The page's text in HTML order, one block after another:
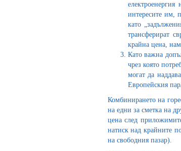
интересите им,
като
трансферират
крайна цена,
Като важна
чрез която
могат да
Европейския
Комбинирането на
на едни за сметка на
цена след
натиск над крайните
на свободния пазар).